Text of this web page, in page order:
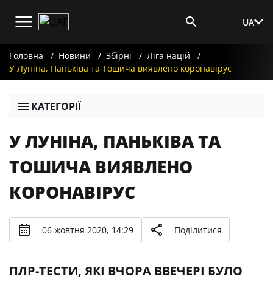
UA
Головна Новини Збірні
Ліга націй
У Луніна, Паньківа та Тошича виявлено коронавірус
КАТЕГОРІЇ
У ЛУНІНА, ПАНЬКІВА ТА
ТОШИЧА ВИЯВЛЕНО
КОРОНАВІРУС
06 жовтня 2020, 14:29 Поділитися
ПЛР-ТЕСТИ, ЯКІ ВЧОРА ВВЕЧЕРІ БУЛО